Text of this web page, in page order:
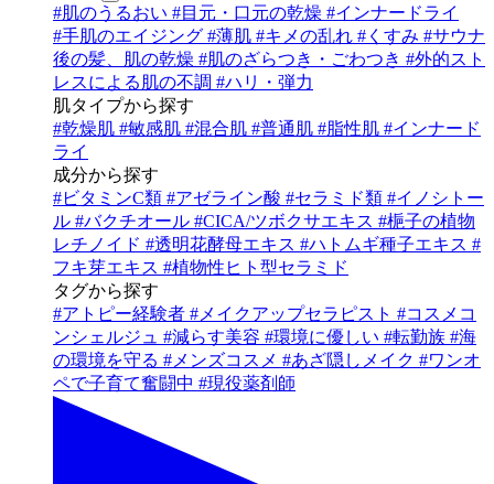
#肌のうるおい #目元・口元の乾燥 #インナードライ
#手肌のエイジング #薄肌 #キメの乱れ # くすみ #サウナ
後の髪、肌の乾燥 #肌のざらつき・ごわつき #外的スト
レスによる肌の不調 #ハリ・弾力
肌タイプから探す
#乾燥肌 #敏感肌 #混合肌 #普通肌 #脂性肌 #インナード
ライ
成分から探す
#ビタミンC類 #アゼライン酸 #セラミド類 #イノシトー
ル #バクチオール #CICA/ツボクサエキス #梔子の植物
レチノイド #透明花酵母エキス #ハトムギ種子エキス #
フキ芽エキス #植物性ヒト型セラミド
タグから探す
#アトピー経験者 # メイクアップセラピスト #コスメコ
ンシェルジュ #減らす美容 #環境に優しい #転勤族 #海
の環境を守る # メンズコスメ #あざ隠しメイク #ワンオ
ペで子育て奮闘中 #現役薬剤師